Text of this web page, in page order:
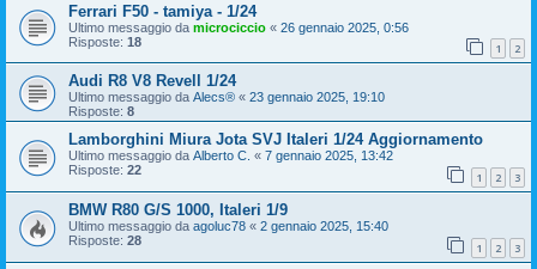
Ferrari F50 - tamiya - 1/24
Ultimo messaggio da microciccio « 26 gennaio 2025, 0:56
Risposte: 18 1 2
Audi R8 V8 Revell 1/24
Ultimo messaggio da Alecs® « 23 gennaio 2025, 19:10
Risposte: 8
Lamborghini Miura Jota SVJ Italeri 1/24 Aggiornamento
Ultimo messaggio da Alberto C. « 7 gennaio 2025, 13:42
Risposte: 22 1 2 3
BMW R80 G/S 1000, Italeri 1/9
Ultimo messaggio da agoluc78 « 2 gennaio 2025, 15:40
Risposte: 28 1 2 3